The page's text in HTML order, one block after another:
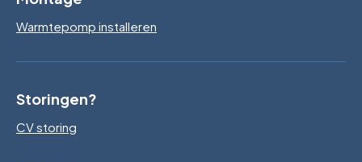
Warmtepomp installeren
Storingen?
CV storing